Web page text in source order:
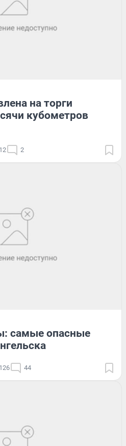
на торги
кубометров
2
самые опасные
44